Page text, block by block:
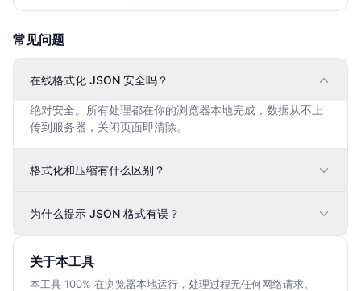
常见问题
在线格式化 JSON 安全吗？
绝对安全。所有处理都在你的浏览器本地完成，数据从不上
传到服务器，关闭页面即清除。
格式化和压缩有什么区别？
为什么提示 JSON 格式有误？
关于本工具
本工具 100% 在浏览器本地运行，处理过程无任何网络请求。